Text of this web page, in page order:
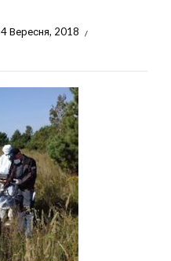
4 Вересня, 2018